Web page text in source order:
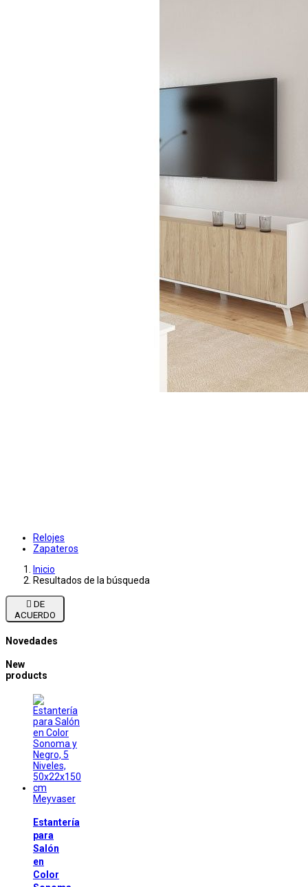
Relojes
Zapateros
Inicio
Resultados de la búsqueda

ACUERDO
Novedades
New
products
Meyvaser
Estantería
para
Salón
en
Color